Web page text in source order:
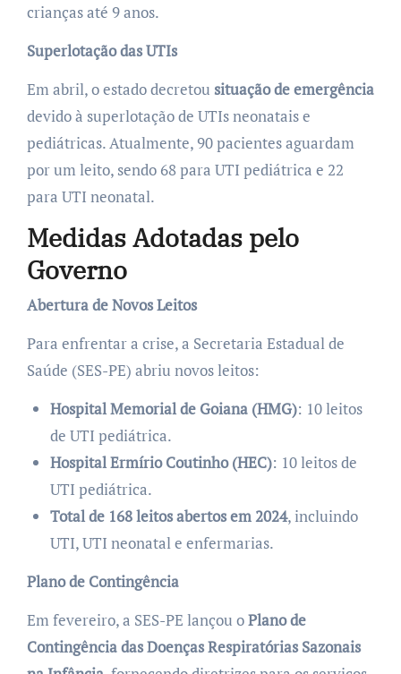
crianças até 9 anos.
Superlotação das UTIs
Em abril, o estado decretou situação de emergência
devido à superlotação de UTIs neonatais e
pediátricas. Atualmente, 90 pacientes aguardam
por um leito, sendo 68 para UTI pediátrica e 22
para UTI neonatal.
Medidas Adotadas pelo
Governo
Abertura de Novos Leitos
Para enfrentar a crise, a Secretaria Estadual de
Saúde (SES-PE) abriu novos leitos:
Hospital Memorial de Goiana (HMG): 10 leitos
de UTI pediátrica.
Hospital Ermírio Coutinho (HEC): 10 leitos de
UTI pediátrica.
Total de 168 leitos abertos em 2024, incluindo
UTI, UTI neonatal e enfermarias.
Plano de Contingência
Em fevereiro, a SES-PE lançou oPlano de
Contingência das Doenças Respiratórias Sazonais